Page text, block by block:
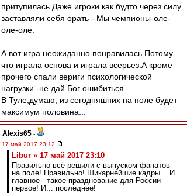
притупилась.Даже игроки как будто через силу
заставляли себя орать - Мы чемпионы-оле-
оле-оле.
А вот игра неожиданно понравилась.Потому
что играла основа и играла всерьез.А кроме
прочего спали вериги психологической
нагрузки -не дай Бог ошибиться.
В Туле,думаю, из сегодняшних на поле будет
максимум половина...
Alexis65 -
17 май 2017 23:12
Libur » 17 май 2017 23:10
Правильно всё решили с выпуском фанатов
на поле! Правильно! Шикарнейшие кадры... И
главное - такое празднование для России
первое! И... последнее!